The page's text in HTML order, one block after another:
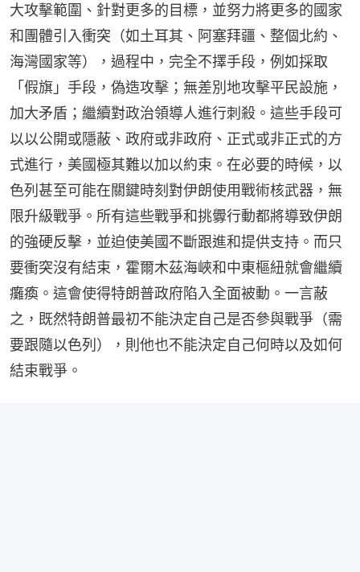
大攻擊範圍、針對更多的目標，並努力將更多的國家
和團體引入衝突（如土耳其、阿塞拜疆、整個北約、
海灣國家等），過程中，完全不擇手段，例如採取
「假旗」手段，偽造攻擊；無差別地攻擊平民設施，
加大矛盾；繼續對政治領導人進行刺殺。這些手段可
以以公開或隱蔽、政府或非政府、正式或非正式的方
式進行，美國極其難以加以約束。在必要的時候，以
色列甚至可能在關鍵時刻對伊朗使用戰術核武器，無
限升級戰爭。所有這些戰爭和挑釁行動都將導致伊朗
的強硬反擊，並迫使美國不斷跟進和提供支持。而只
要衝突沒有結束，霍爾木茲海峽和中東樞紐就會繼續
癱瘓。這會使得特朗普政府陷入全面被動。一言蔽
之，既然特朗普最初不能決定自己是否參與戰爭（需
要跟隨以色列），則他也不能決定自己何時以及如何
結束戰爭。